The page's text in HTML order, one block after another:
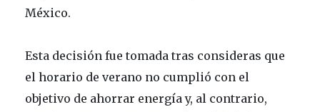
México.
Esta decisión fue tomada tras consideras que
el horario de verano no cumplió con el
objetivo de ahorrar energía y, al contrario,